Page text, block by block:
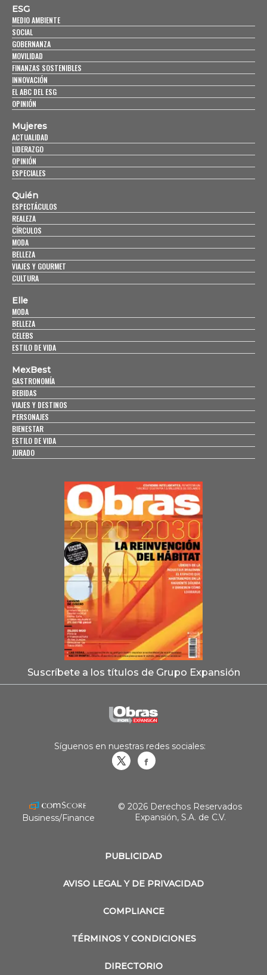
ESG
MEDIO AMBIENTE
SOCIAL
GOBERNANZA
MOVILIDAD
FINANZAS SOSTENIBLES
INNOVACIÓN
EL ABC DEL ESG
OPINIÓN
Mujeres
ACTUALIDAD
LIDERAZGO
OPINIÓN
ESPECIALES
Quién
ESPECTÁCULOS
REALEZA
CÍRCULOS
MODA
BELLEZA
VIAJES Y GOURMET
CULTURA
Elle
MODA
BELLEZA
CELEBS
ESTILO DE VIDA
MexBest
GASTRONOMÍA
BEBIDAS
VIAJES Y DESTINOS
PERSONAJES
BIENESTAR
ESTILO DE VIDA
JURADO
Suscríbete a los títulos de Grupo Expansión
PUBLICIDAD
AVISO LEGAL Y DE PRIVACIDAD
COMPLIANCE
TÉRMINOS Y CONDICIONES
DIRECTORIO
Síguenos en nuestras redes sociales:
Business/Finance
© 2026 Derechos Reservados
Expansión, S.A. de C.V.